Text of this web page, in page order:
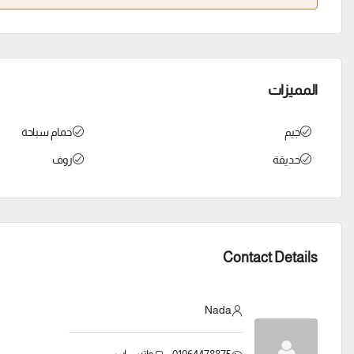
المميزات
جيم
حديقة
حمام سباحة
روف
Contact Details
Nada